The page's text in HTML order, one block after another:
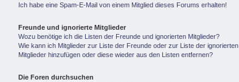
Ich habe eine Spam-E-Mail von einem Mitglied dieses Forums erhalten!
Freunde und ignorierte Mitglieder
Wozu benötige ich die Listen der Freunde und ignorierten Mitglieder?
Wie kann ich Mitglieder zur Liste der Freunde oder zur Liste der ignorierten
Mitglieder hinzufügen oder diese wieder aus den Listen entfernen?
Die Foren durchsuchen